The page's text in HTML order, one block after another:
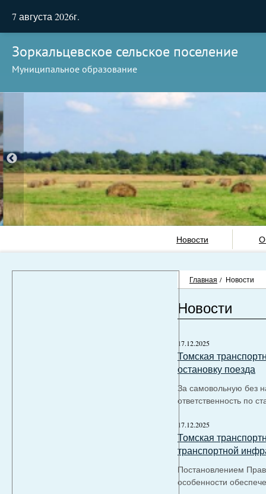
7 августа 2026г.
Зоркальцевское сельское поселение
Муниципальное образование
Новости
Главная / Новости
Новости
17.12.2025
Томская
остановку поезда
За самовольную без
ответственность по
17.12.2025
Томская
транспортной
Постановлением
особенности